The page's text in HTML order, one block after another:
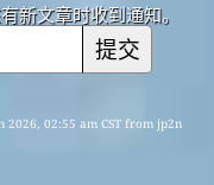
新文章时收到通知。
提交
2026, 02:55 am CST from jp2n